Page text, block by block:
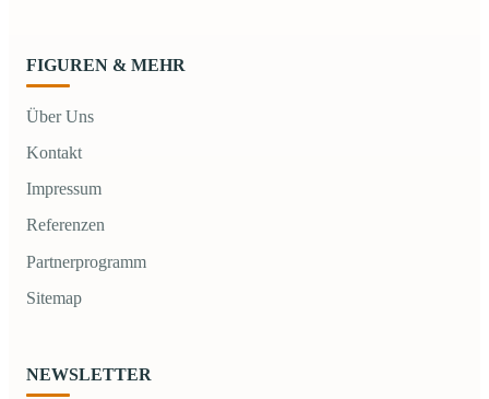
FIGUREN & MEHR
Über Uns
Kontakt
Impressum
Referenzen
Partnerprogramm
Sitemap
NEWSLETTER